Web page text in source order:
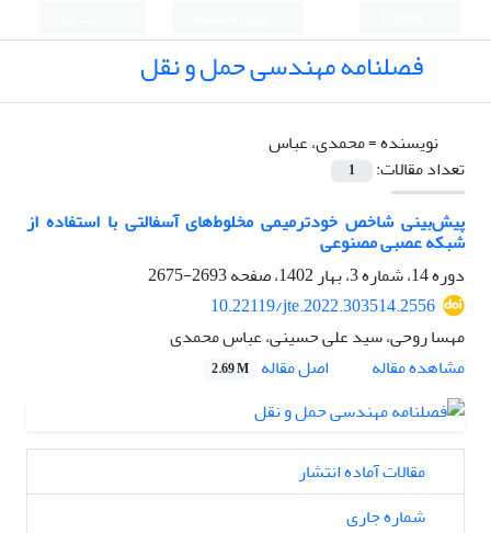
فصلنامه مهندسی حمل و نقل
نویسنده =محمدی، عباس
تعداد مقالات:
1
پیش‌بینی شاخص خودترمیمی مخلوط‌های آسفالتی با استفاده از
شبکه عصبی مصنوعی
دوره 14، شماره 3، بهار 1402، صفحه
2693-2675
10.22119/jte.2022.303514.2556
مهسا روحی، سید علی حسینی، عباس محمدی
مشاهده مقاله
اصل مقاله 2.69 M
مقالات آماده انتشار
شماره جاری